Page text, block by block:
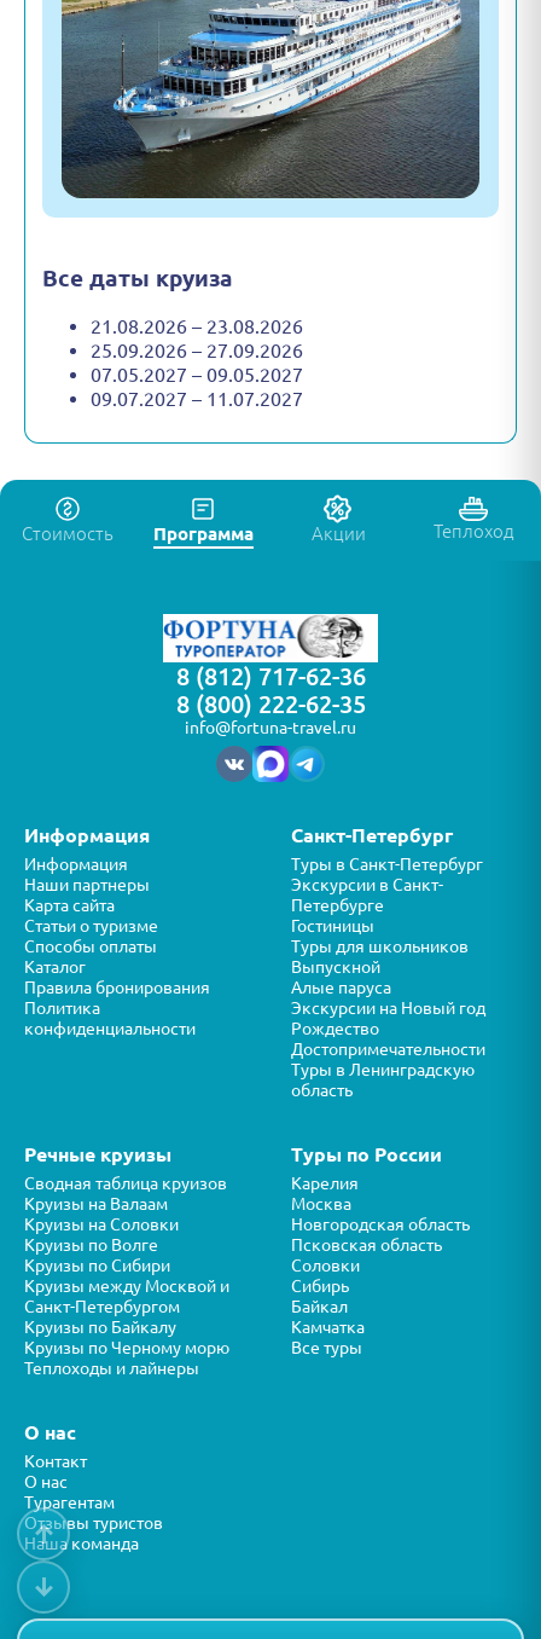
Все даты круиза
21.08.2026 – 23.08.2026
25.09.2026 – 27.09.2026
07.05.2027 – 09.05.2027
09.07.2027 – 11.07.2027
Стоимость Программа Акции Теплоход
8 (812) 717-62-36
8 (800) 222-62-35
info@fortuna-travel.ru
Информация
Информация
Наши партнеры
Карта сайта
Статьи о туризме
Способы оплаты
Каталог
Правила бронирования
Политика
конфиденциальности
Санкт-Петербург
Туры в Санкт-Петербург
Экскурсии в Санкт-
Петербурге
Гостиницы
Туры для школьников
Выпускной
Алые паруса
Экскурсии на Новый год
Рождество
Достопримечательности
Туры в Ленинградскую
область
Речные круизы
Сводная таблица круизов
Круизы на Валаам
Круизы на Соловки
Круизы по Волге
Круизы по Сибири
Круизы между Москвой и
Санкт-Петербургом
Круизы по Байкалу
Круизы по Черному морю
Теплоходы и лайнеры
Туры по России
Карелия
Москва
Новгородская область
Псковская область
Соловки
Сибирь
Байкал
Камчатка
Все туры
О нас
Контакт
О нас
Турагентам
Отзывы туристов
Наша команда
↑
↓